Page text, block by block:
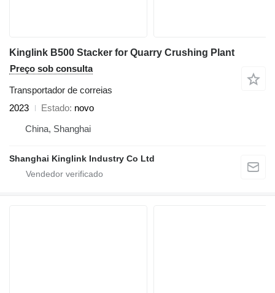
Kinglink B500 Stacker for Quarry Crushing Plant
Preço sob consulta
Transportador de correias
2023
Estado novo
China, Shanghai
Shanghai Kinglink Industry Co Ltd